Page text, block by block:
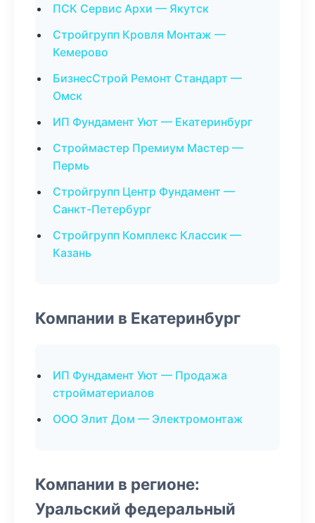
ПСК Сервис Архи — Якутск
Стройгрупп Кровля Монтаж —
Кемерово
БизнесСтрой Ремонт Стандарт —
Омск
ИП Фундамент Уют — Екатеринбург
Строймастер Премиум Мастер —
Пермь
Стройгрупп Центр Фундамент —
Санкт-Петербург
Стройгрупп Комплекс Классик —
Казань
Компании в Екатеринбург
ИП Фундамент Уют — Продажа
стройматериалов
ООО Элит Дом — Электромонтаж
Компании в регионе:
Уральский федеральный